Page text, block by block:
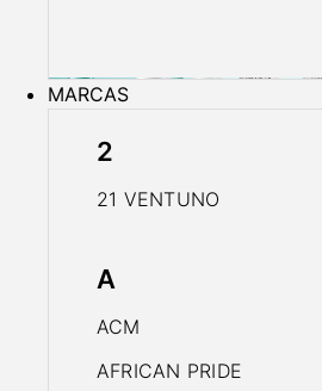
MARCAS
2
21 VENTUNO
A
ACM
AFRICAN PRIDE